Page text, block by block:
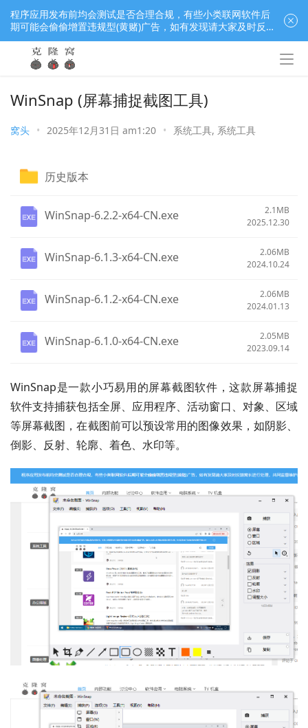
WinSnap (屏幕捕捉截图工具)
窝头 • 2025年12月31日 am1:20 • 系统工具, 系统工具
历史版本
WinSnap-6.2.2-x64-CN.exe
2.1MB
2025.12.30
WinSnap-6.1.3-x64-CN.exe
2.06MB
2024.10.24
WinSnap-6.1.2-x64-CN.exe
2.06MB
2024.01.13
WinSnap-6.1.0-x64-CN.exe
2.05MB
2023.09.14
WinSnap是一款小巧易用的屏幕截图软件，这款屏幕捕捉
软件支持捕获包括全屏、应用程序、活动窗口、对象、区域
等屏幕截图，在截图前可以预设常用的图像效果，如阴影、
倒影、反射、轮廓、着色、水印等。
程序应用发布前均会测试是否合理合规，有些小类联网软件后
期可能会偷偷增置违规型(黄赌)广告，如有发现请大家及时反
馈窝长进行处理，共同监督维护良好的程序应用下载社区！